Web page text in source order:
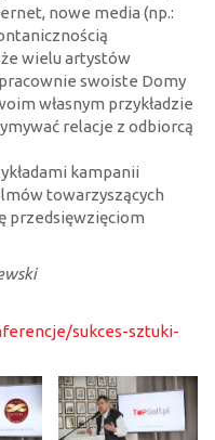
nowe media (np.:
że wielu artystów
swoiste Domy
własnym przykładzie
relacje z odbiorcą
kampanii
towarzyszących
przedsięwzięciom
sukces-sztuki-